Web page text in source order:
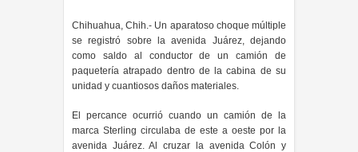
Chihuahua, Chih.- Un aparatoso choque múltiple
se registró sobre la avenida Juárez, dejando
como saldo al conductor de un camión de
paquetería atrapado dentro de la cabina de su
unidad y cuantiosos daños materiales.
El percance ocurrió cuando un camión de la
marca Sterling circulaba de este a oeste por la
avenida Juárez. Al cruzar la avenida Colón y